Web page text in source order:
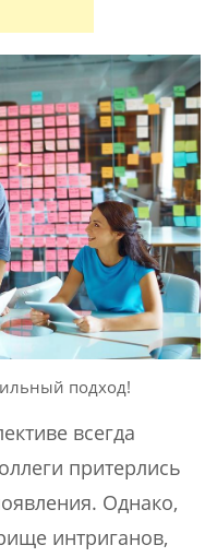
подход!
всегда
притерлись
Однако,
интриганов,